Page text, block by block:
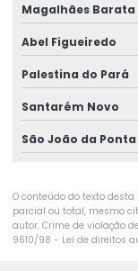
Magalhães Barata
Abel Figueiredo
Palestina do Pará
Santarém Novo
São João da Ponta
O conteúdo do texto
parcial ou total, mesmo
autor. Crime de violação
9610/98 - Lei de direitos